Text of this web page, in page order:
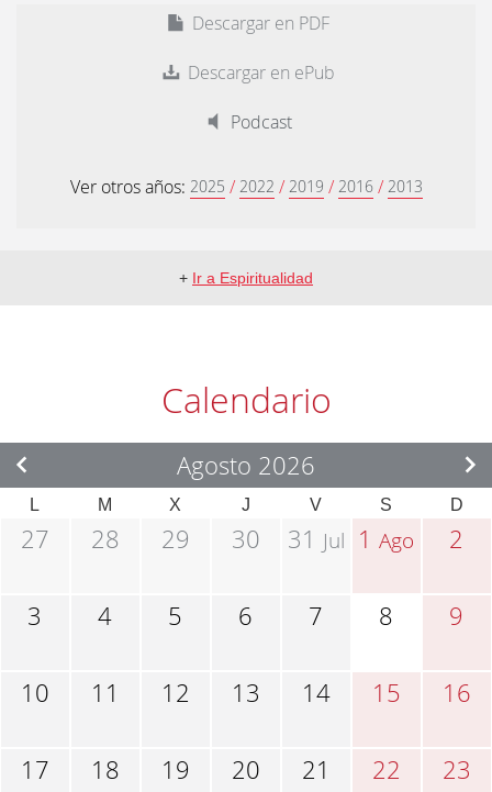
Descargar en PDF
Descargar en ePub
Podcast
Ver otros años: 2025 / 2022 / 2019 / 2016 / 2013
+ Ir a Espiritualidad
Calendario
Agosto 2026
L M X J V S D
27 28 29 30 31 Jul 1Ago 2
3 4 5 6 7 8 9
10 11 12 13 14 15 16
17 18 19 20 21 22 23